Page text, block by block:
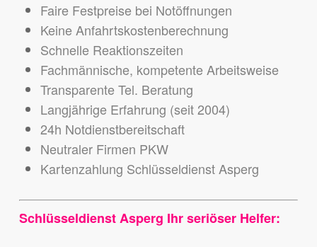
Faire Festpreise bei Notöffnungen
Keine Anfahrtskostenberechnung
Schnelle Reaktionszeiten
Fachmännische, kompetente Arbeitsweise
Transparente Tel. Beratung
Langjährige Erfahrung (seit 2004)
24h Notdienstbereitschaft
Neutraler Firmen PKW
Kartenzahlung Schlüsseldienst Asperg
Schlüsseldienst Asperg Ihr seriöser Helfer: